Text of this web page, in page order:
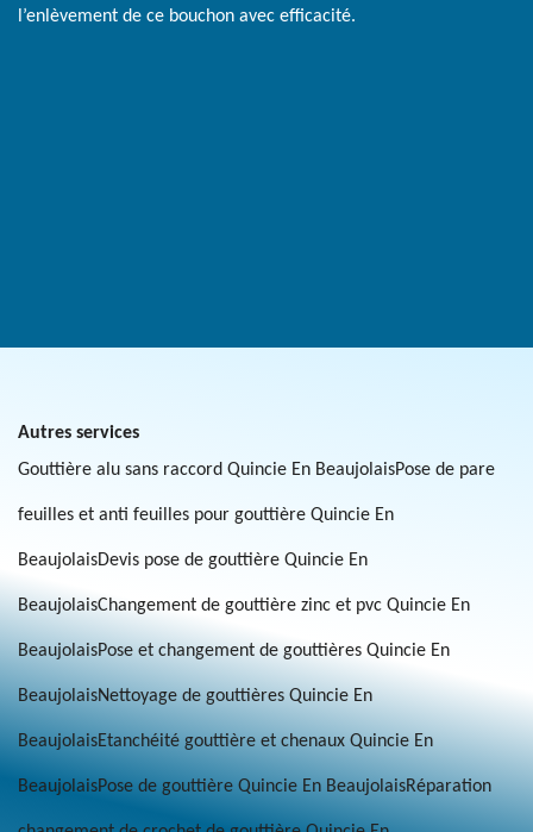
l’enlèvement de ce bouchon avec efficacité.
Autres services
Gouttière alu sans raccord Quincie En BeaujolaisPose de pare
feuilles et anti feuilles pour gouttière Quincie En
BeaujolaisDevis pose de gouttière Quincie En
BeaujolaisChangement de gouttière zinc et pvc Quincie En
BeaujolaisPose et changement de gouttières Quincie En
BeaujolaisNettoyage de gouttières Quincie En
BeaujolaisEtanchéité gouttière et chenaux Quincie En
BeaujolaisPose de gouttière Quincie En BeaujolaisRéparation